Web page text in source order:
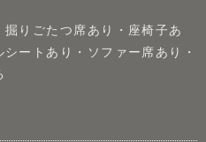
掘りごたつ席あり・座椅子あ
シートあり・ソファー席あり・